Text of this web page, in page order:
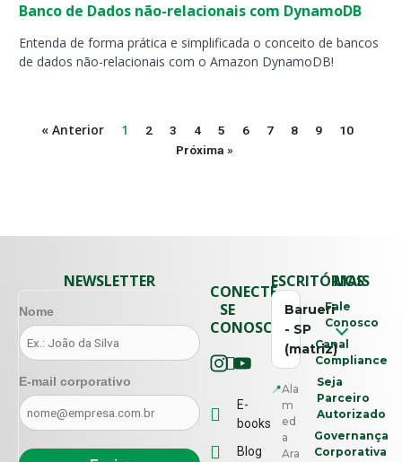
Banco de Dados não-relacionais com DynamoDB
Entenda de forma prática e simplificada o conceito de bancos
de dados não-relacionais com o Amazon DynamoDB!
« Anterior 1 2 3 4 5 6 7 8 9
10
Próxima »
CONECTE-
SE
CONOSCO
E-
books
Blog
ESCRITÓRIOS
Barueri
- SP
(matriz)
📍Ala
m
ed
a
Ara
MAIS
Fale
Conosco
Canal
Compliance
Seja
Parceiro
Autorizado
Governança
Corporativa
NEWSLETTER
Nome
E-mail corporativo